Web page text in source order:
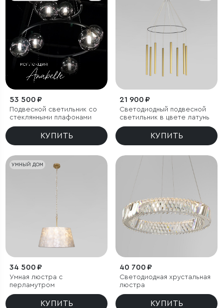
53 500 ₽
Подвесной светильник со
стеклянными плафонами
КУПИТЬ
21 900 ₽
Светодиодный подвесной
светильник в цвете латунь
КУПИТЬ
УМНЫЙ ДОМ
34 500 ₽
Умная люстра с
перламутром
КУПИТЬ
40 700 ₽
Светодиодная хрустальная
люстра
КУПИТЬ